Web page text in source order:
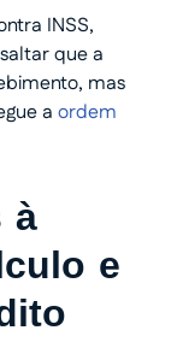
INSS,
que a
mas
a ordem
à
e